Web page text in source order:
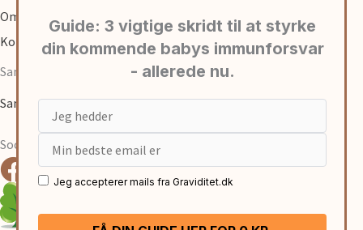
Om
Kontakt
Samarbejde
Samarbejde med graviditet.dk
Social
Jeg accepterer mails fra Graviditet.dk